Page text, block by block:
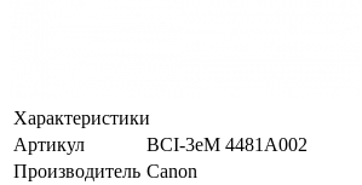
Характеристики
Артикул
BCI-3eM 4481A002
Производитель Canon